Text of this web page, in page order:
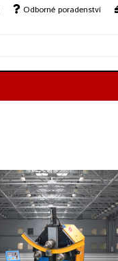
Odborné poradenství